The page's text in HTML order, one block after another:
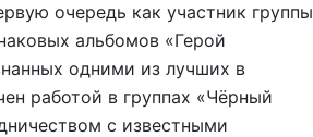
очередь как участник группы
альбомов «Герой
одними из лучших в
работой в группах «Чёрный
с известными